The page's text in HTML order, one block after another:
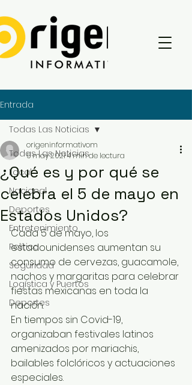
Entrada
Todas Las Noticias
Local
Nacional
Deportes
Entretenimiento
Política
Seguridad
Logística y Puertos
Deportes
Todas Las Noticias
¿Qué es y por qué se
celebra el 5 de mayo en
Estados Unidos?
origeninformativom
5 may 20214 min de lectura
Cada 5 de mayo, los
estadounidenses aumentan su
consumo de cervezas, guacamole,
nachos y margaritas para celebrar
fiestas mexicanas en toda la
nación.
En tiempos sin Covid-19,
organizaban festivales latinos
amenizados por mariachis,
bailables folclóricos y actuaciones
especiales.